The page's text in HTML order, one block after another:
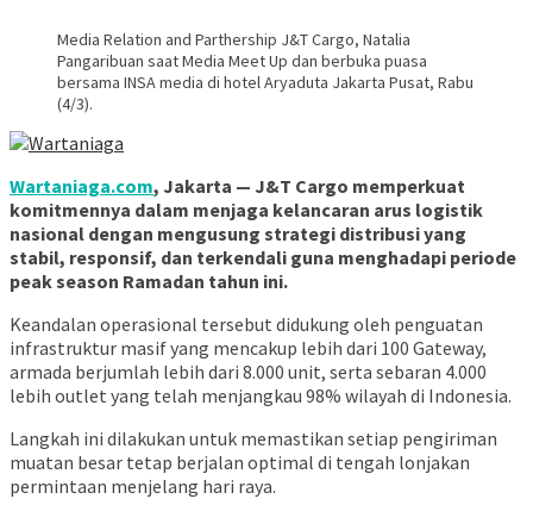
Media Relation and Parthership J&T Cargo, Natalia
Pangaribuan saat Media Meet Up dan berbuka puasa
bersama INSA media di hotel Aryaduta Jakarta Pusat, Rabu
(4/3).
Wartaniaga.com, Jakarta — J&T Cargo memperkuat
komitmennya dalam menjaga kelancaran arus logistik
nasional dengan mengusung strategi distribusi yang
stabil, responsif, dan terkendali guna menghadapi periode
peak season Ramadan tahun ini.
Keandalan operasional tersebut didukung oleh penguatan
infrastruktur masif yang mencakup lebih dari 100 Gateway,
armada berjumlah lebih dari 8.000 unit, serta sebaran 4.000
lebih outlet yang telah menjangkau 98% wilayah di Indonesia.
Langkah ini dilakukan untuk memastikan setiap pengiriman
muatan besar tetap berjalan optimal di tengah lonjakan
permintaan menjelang hari raya.